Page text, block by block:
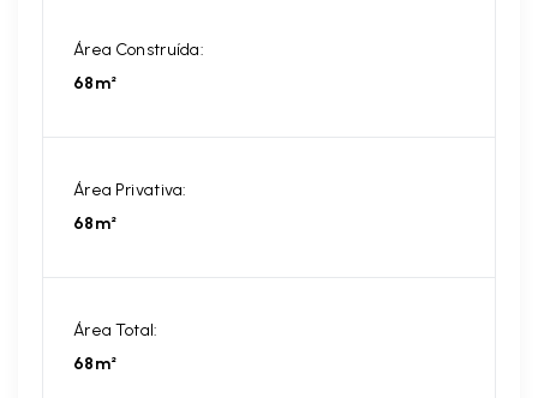
Área Construída:
68m²
Área Privativa:
68m²
Área Total:
68m²